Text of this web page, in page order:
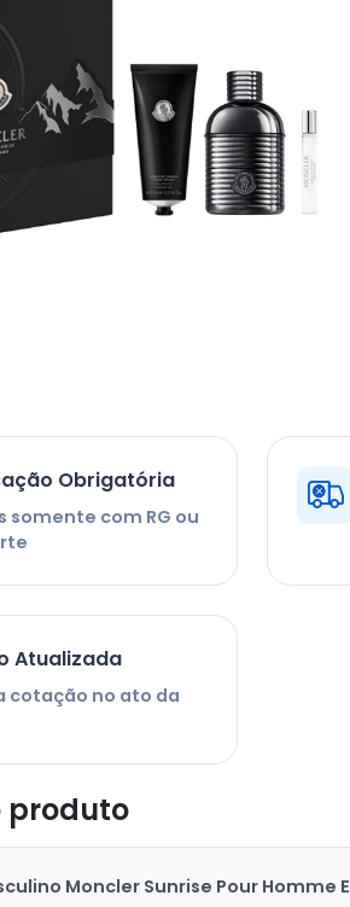
Obrigatória
somente com RG ou
Atualizada
cotação no ato da
produto
Moncler Sunrise Pour